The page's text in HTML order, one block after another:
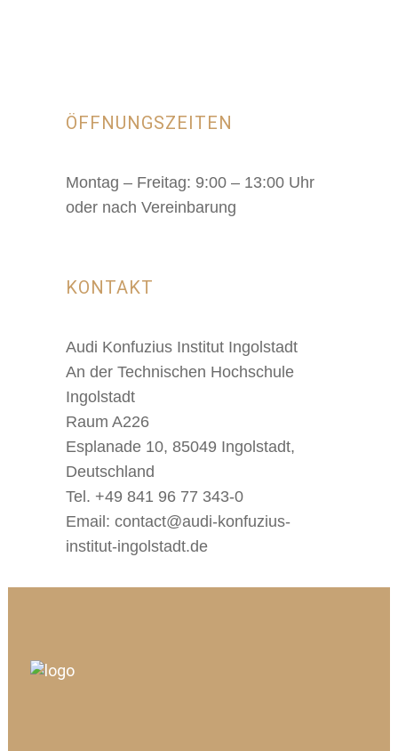
ÖFFNUNGSZEITEN
Montag – Freitag: 9:00 – 13:00 Uhr
oder nach Vereinbarung
KONTAKT
Audi Konfuzius Institut Ingolstadt
An der Technischen Hochschule
Ingolstadt
Raum A226
Esplanade 10, 85049 Ingolstadt,
Deutschland
Tel. +49 841 96 77 343-0
Email: contact@audi-konfuzius-
institut-ingolstadt.de